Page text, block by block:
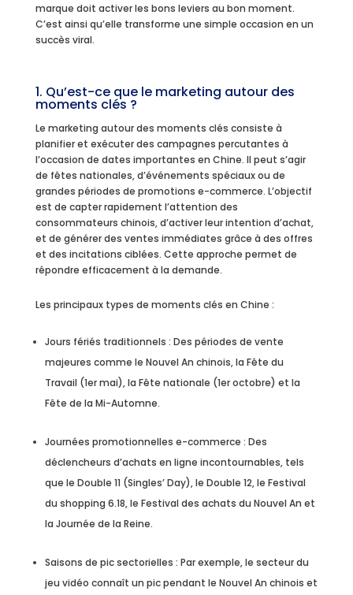
marque doit activer les bons leviers au bon moment.
C’est ainsi qu’elle transforme une simple occasion en un
succès viral.
1. Qu’est-ce que le marketing autour des
moments clés ?
Le marketing autour des moments clés consiste à
planifier et exécuter des campagnes percutantes à
l’occasion de dates importantes en Chine. Il peut s’agir
de fêtes nationales, d’événements spéciaux ou de
grandes périodes de promotions e-commerce. L’objectif
est de capter rapidement l’attention des
consommateurs chinois, d’activer leur intention d’achat,
et de générer des ventes immédiates grâce à des offres
et des incitations ciblées. Cette approche permet de
répondre efficacement à la demande.
Les principaux types de moments clés en Chine :
Jours fériés traditionnels : Des périodes de vente
majeures comme le Nouvel An chinois, la Fête du
Travail (1er mai), la Fête nationale (1er octobre) et la
Fête de la Mi-Automne.
Journées promotionnelles e-commerce : Des
déclencheurs d’achats en ligne incontournables, tels
que le Double 11 (Singles’ Day), le Double 12, le Festival
du shopping 6.18, le Festival des achats du Nouvel An et
la Journée de la Reine.
Saisons de pic sectorielles : Par exemple, le secteur du
jeu vidéo connaît un pic pendant le Nouvel An chinois et